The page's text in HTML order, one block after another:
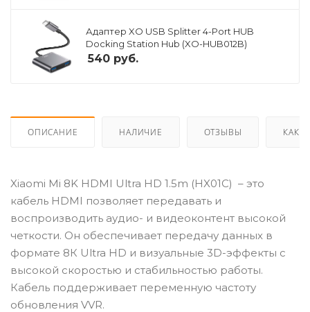
Адаптер XO USB Splitter 4-Port HUB
Docking Station Hub (XO-HUB012B)
540 руб.
ОПИСАНИЕ НАЛИЧИЕ ОТЗЫВЫ КАК
Xiaomi Mi 8K HDMI Ultra HD 1.5m (HX01C) – это
кабель HDMI позволяет передавать и
воспроизводить аудио- и видеоконтент высокой
четкости. Он обеспечивает передачу данных в
формате 8К Ultra HD и визуальные 3D-эффекты с
высокой скоростью и стабильностью работы.
Кабель поддерживает переменную частоту
обновления VVR.